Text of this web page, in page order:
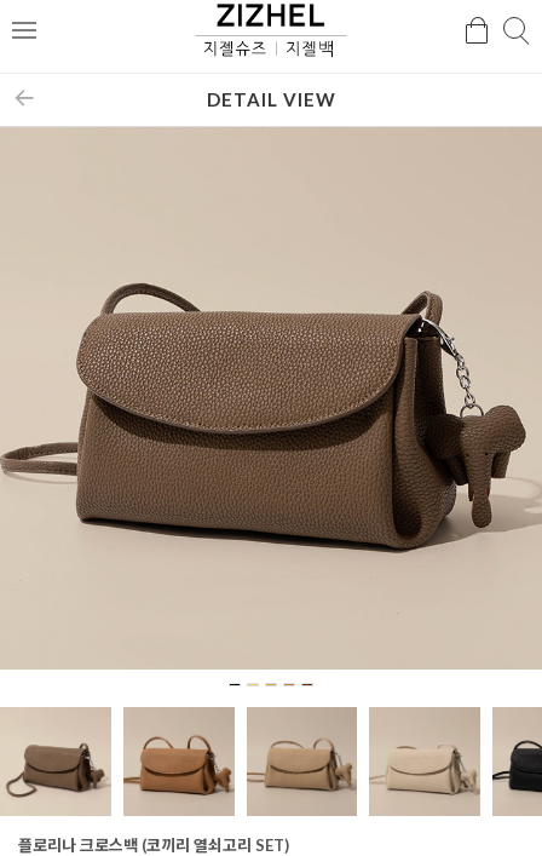
메
검
DETAIL VIEW
플로리나 크로스백 (코끼리 열쇠고리 SET)